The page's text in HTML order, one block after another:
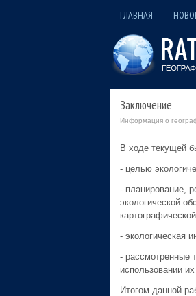
ГЛАВНАЯ
Заключение
Информация о
В ходе текущей
- целью
- планирование,
экологической
- экологическая
- рассмотренные
использовании
Итогом данной